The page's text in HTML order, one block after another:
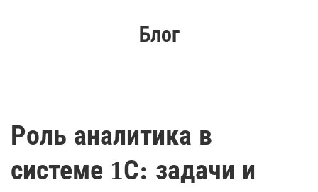
Блог
Роль аналитика в
системе 1С: задачи и